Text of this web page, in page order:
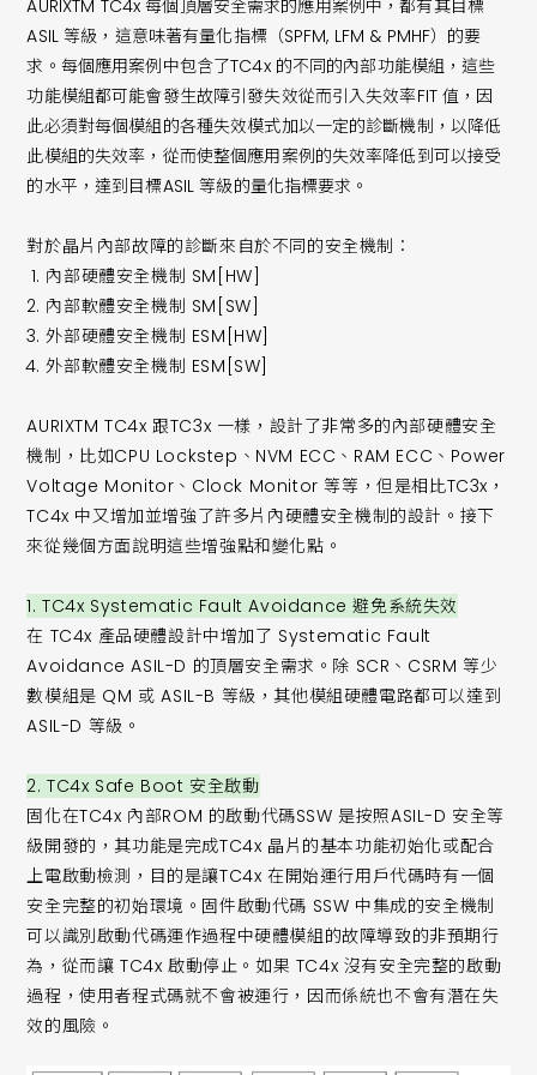
AURIXTM TC4x 每個頂層安全需求的應用案例中，都有其目標
ASIL 等級，這意味著有量化指標（SPFM, LFM & PMHF）的要
求。每個應用案例中包含了TC4x 的不同的內部功能模組，這些
功能模組都可能會發生故障引發失效從而引入失效率FIT 值，因
此必須對每個模組的各種失效模式加以一定的診斷機制，以降低
此模組的失效率，從而使整個應用案例的失效率降低到可以接受
的水平，達到目標ASIL 等級的量化指標要求。
對於晶片內部故障的診斷來自於不同的安全機制：
內部硬體安全機制 SM[HW]
內部軟體安全機制 SM[SW]
外部硬體安全機制 ESM[HW]
外部軟體安全機制 ESM[SW]
AURIXTM TC4x 跟TC3x 一樣，設計了非常多的內部硬體安全
機制，比如CPU Lockstep、NVM ECC、RAM ECC、Power
Voltage Monitor、Clock Monitor 等等，但是相比TC3x，
TC4x 中又增加並增強了許多片內硬體安全機制的設計。接下
來從幾個方面說明這些增強點和變化點。
1. TC4x Systematic Fault Avoidance 避免系統失效
在 TC4x 產品硬體設計中增加了 Systematic Fault
Avoidance ASIL-D 的頂層安全需求。除 SCR、CSRM 等少
數模組是 QM 或 ASIL-B 等級，其他模組硬體電路都可以達到
ASIL-D 等級。
2. TC4x Safe Boot 安全啟動
固化在TC4x 內部ROM 的啟動代碼SSW 是按照ASIL-D 安全等
級開發的，其功能是完成TC4x 晶片的基本功能初始化或配合
上電啟動檢測，目的是讓TC4x 在開始運行用戶代碼時有一個
安全完整的初始環境。固件啟動代碼 SSW 中集成的安全機制
可以識別啟動代碼運作過程中硬體模組的故障導致的非預期行
為，從而讓 TC4x 啟動停止。如果 TC4x 沒有安全完整的啟動
過程，使用者程式碼就不會被運行，因而係統也不會有潛在失
效的風險。